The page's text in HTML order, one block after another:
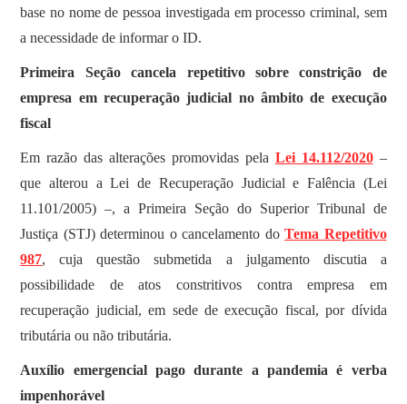
base no nome de pessoa investigada em processo criminal, sem
a necessidade de informar o ID.
Primeira Seção cancela repetitivo sobre constrição de
empresa em recuperação judicial no âmbito de execução
fiscal
Em razão das alterações promovidas pela Lei 14.112/2020–
que alterou a Lei de Recuperação Judicial e Falência (Lei
11.101/2005) –, a Primeira Seção do Superior Tribunal de
Justiça (STJ) determinou o cancelamento doTema Repetitivo
987, cuja questão submetida a julgamento discutia a
possibilidade de atos constritivos contra empresa em
recuperação judicial, em sede de execução fiscal, por dívida
tributária ou não tributária.
Auxílio emergencial pago durante a pandemia é verba
impenhorável